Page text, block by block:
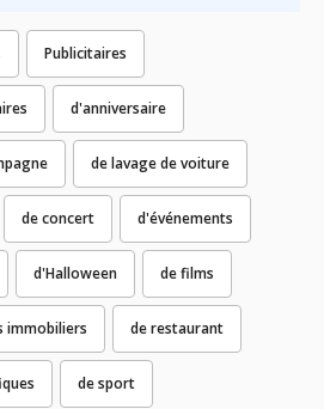
Publicitaires
d'anniversaire
de lavage de voiture
de concert d'événements
d'Halloween de films
immobiliers de restaurant
de sport